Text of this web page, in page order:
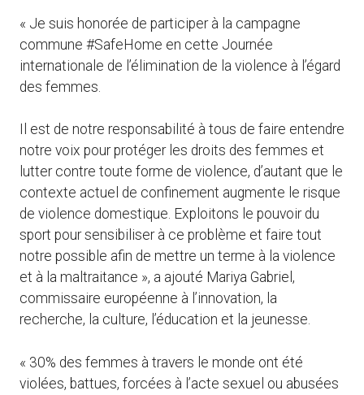
« Je suis honorée de participer à la campagne
commune #SafeHome en cette Journée
internationale de l’élimination de la violence à l’égard
des femmes.
Il est de notre responsabilité à tous de faire entendre
notre voix pour protéger les droits des femmes et
lutter contre toute forme de violence, d’autant que le
contexte actuel de confinement augmente le risque
de violence domestique. Exploitons le pouvoir du
sport pour sensibiliser à ce problème et faire tout
notre possible afin de mettre un terme à la violence
et à la maltraitance », a ajouté Mariya Gabriel,
commissaire européenne à l’innovation, la
recherche, la culture, l’éducation et la jeunesse.
« 30% des femmes à travers le monde ont été
violées, battues, forcées à l’acte sexuel ou abusées